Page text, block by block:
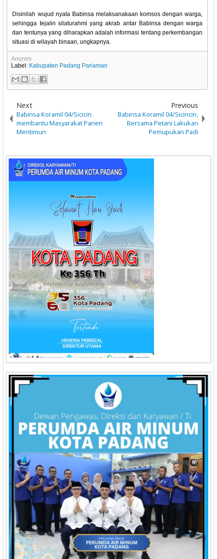
Disinilah wujud nyata Babinsa melaksanakaan komsos dengan warga,
sehingga tejalin silaturahmi yang akrab antar Babinsa dengan warga
dan tentunya yang diharapkan adalah informasi tentang perkembangan
situasi di wilayah binaan, ungkapnya.
Anonim
Label: Kabupaten Padang Pariaman
Next
Babinsa Koramil 04/Sicicin
membantu Masyarakat Panen
Mentimun
Previous
Babinsa Koramil 04/Sicincin,
Bersama Petani Lakukan
Pemupukan Padi